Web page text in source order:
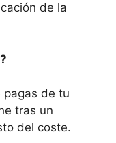
de la
pagas de tu
tras un
del coste.